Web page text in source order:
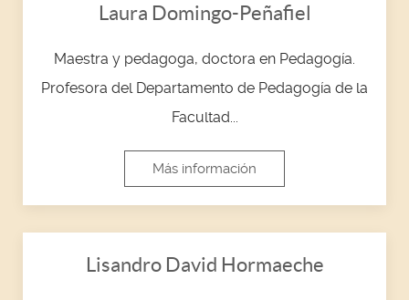
Laura Domingo-Peñafiel
Maestra y pedagoga, doctora en Pedagogía.
Profesora del Departamento de Pedagogía de la
Facultad...
Más información
Lisandro David Hormaeche